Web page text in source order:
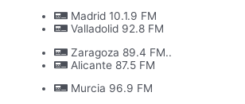
Madrid 10.1.9 FM
Valladolid 92.8 FM
Zaragoza 89.4 FM..
Alicante 87.5 FM
Murcia 96.9 FM